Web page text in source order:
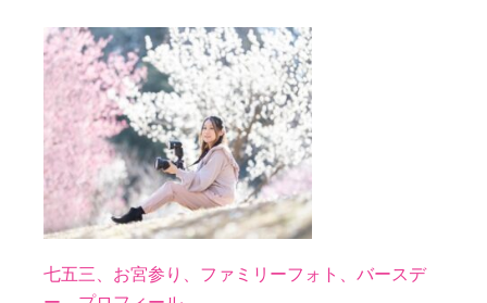
七五三、お宮参り、ファミリーフォト、バースデ